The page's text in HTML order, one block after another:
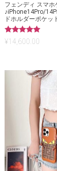
フェンディ スマホ
♪iPhone14Pro/
ドホルダーポケッ
5段階中
5.00
¥14,600.00